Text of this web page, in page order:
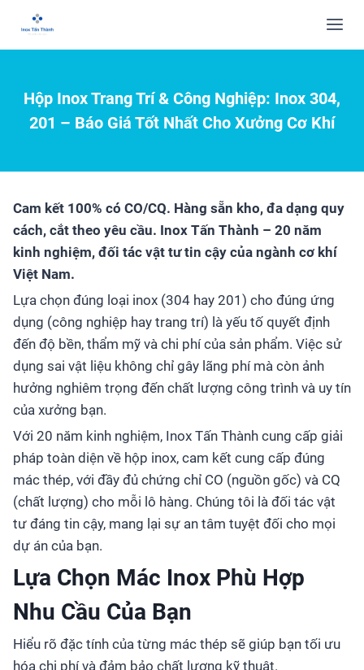
Hộp Inox Trang Trí & Công Nghiệp: Inox 304,
201 – Báo Giá Tốt Nhất Cho Xưởng Cơ Khí
Cam kết 100% có CO/CQ. Hàng sẵn kho, đa dạng quy
cách, cắt theo yêu cầu. Inox Tấn Thành – 20 năm
kinh nghiệm, đối tác vật tư tin cậy của ngành cơ khí
Việt Nam.
Lựa chọn đúng loại inox (304 hay 201) cho đúng ứng
dụng (công nghiệp hay trang trí) là yếu tố quyết định
đến độ bền, thẩm mỹ và chi phí của sản phẩm. Việc sử
dụng sai vật liệu không chỉ gây lãng phí mà còn ảnh
hưởng nghiêm trọng đến chất lượng công trình và uy tín
của xưởng bạn.
Với 20 năm kinh nghiệm, Inox Tấn Thành cung cấp giải
pháp toàn diện về hộp inox, cam kết cung cấp đúng
mác thép, với đầy đủ chứng chỉ CO (nguồn gốc) và CQ
(chất lượng) cho mỗi lô hàng. Chúng tôi là đối tác vật
tư đáng tin cậy, mang lại sự an tâm tuyệt đối cho mọi
dự án của bạn.
Lựa Chọn Mác Inox Phù Hợp
Nhu Cầu Của Bạn
Hiểu rõ đặc tính của từng mác thép sẽ giúp bạn tối ưu
hóa chi phí và đảm bảo chất lượng kỹ thuật.